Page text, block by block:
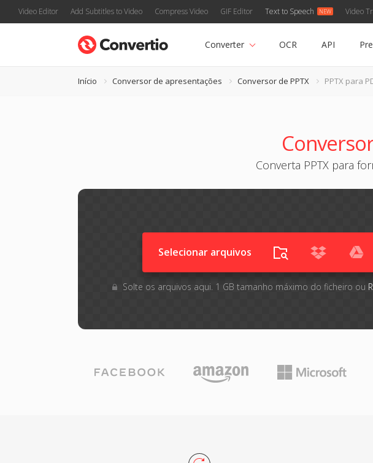
Video Editor Add Subtitles to Video Compress Video GIF Editor Text to Speech Video
Converter OCR API
Início Conversor de apresentações Conversor de PPTX PPTX para
Converta PPTX para
Selecionar arquivos
Solte os arquivos aqui. 1 GB tamanho máximo do ficheiro ou